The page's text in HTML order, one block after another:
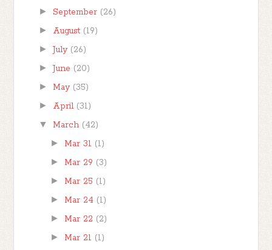
► September (26)
► August (19)
► July (26)
► June (20)
► May (35)
► April (31)
▼ March (42)
► Mar 31 (1)
► Mar 29 (3)
► Mar 25 (1)
► Mar 24 (1)
► Mar 22 (2)
► Mar 21 (1)